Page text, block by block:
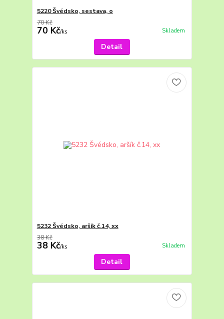
5220 Švédsko, sestava, o
70 Kč
70 Kč/ks Skladem
Detail
5232 Švédsko, aršík č.14, xx
38 Kč
38 Kč/ks Skladem
Detail